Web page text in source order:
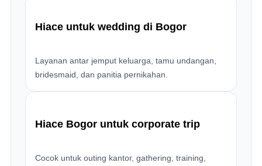
Hiace untuk wedding di Bogor
Layanan antar jemput keluarga, tamu undangan,
bridesmaid, dan panitia pernikahan.
Hiace Bogor untuk corporate trip
Cocok untuk outing kantor, gathering, training,